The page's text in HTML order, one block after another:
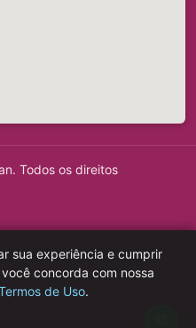
Todos os direitos
sua experiência e cumprir
você concorda com nossa
de Uso.